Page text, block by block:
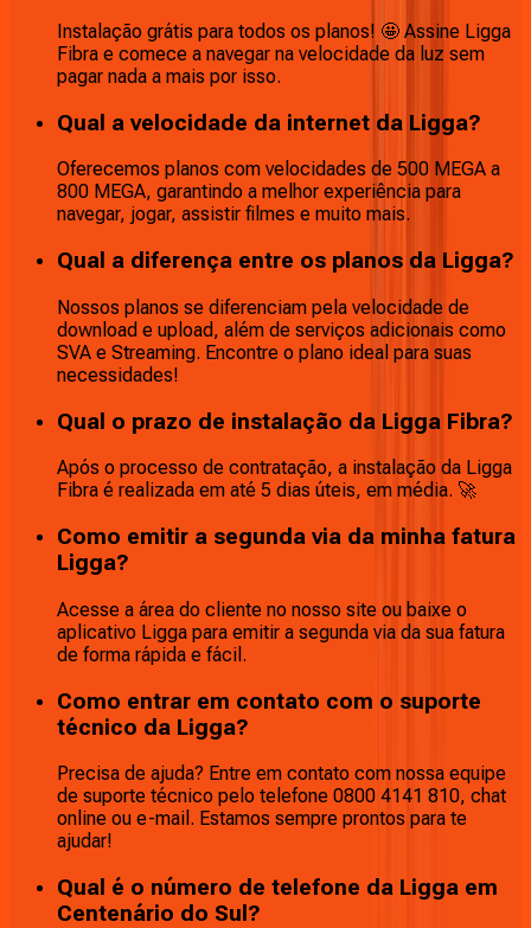
Instalação grátis para todos os planos! 🤩 Assine Ligga
Fibra e comece a navegar na velocidade da luz sem
pagar nada a mais por isso.
Qual a velocidade da internet da Ligga?
Oferecemos planos com velocidades de 500 MEGA a
800 MEGA, garantindo a melhor experiência para
navegar, jogar, assistir filmes e muito mais.
Qual a diferença entre os planos da Ligga?
Nossos planos se diferenciam pela velocidade de
download e upload, além de serviços adicionais como
SVA e Streaming. Encontre o plano ideal para suas
necessidades!
Qual o prazo de instalação da Ligga Fibra?
Após o processo de contratação, a instalação da Ligga
Fibra é realizada em até 5 dias úteis, em média. 🚀
Como emitir a segunda via da minha fatura
Ligga?
Acesse a área do cliente no nosso site ou baixe o
aplicativo Ligga para emitir a segunda via da sua fatura
de forma rápida e fácil.
Como entrar em contato com o suporte
técnico da Ligga?
Precisa de ajuda? Entre em contato com nossa equipe
de suporte técnico pelo telefone 0800 4141 810, chat
online ou e-mail. Estamos sempre prontos para te
ajudar!
Qual é o número de telefone da Ligga em
Centenário do Sul?